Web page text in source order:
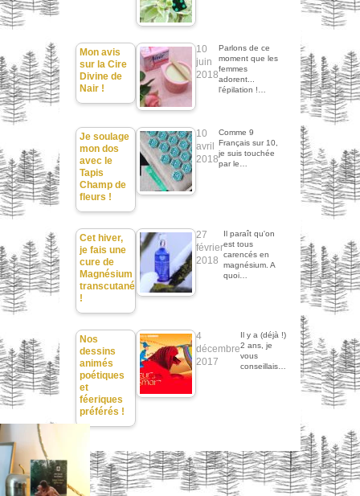
Mon avis
sur la Cire
Divine de
Nair !
10
juin
2018
Parlons de ce
moment que les
femmes
adorent...
l'épilation !…
Je soulage
mon dos
avec le
Tapis
Champ de
fleurs !
10
avril
2018
Comme 9
Français sur 10,
je suis touchée
par le…
Cet hiver,
je fais une
cure de
Magnésium
transcutané
!
27
février
2018
Il paraît qu'on
est tous
carencés en
magnésium. A
quoi…
Nos
dessins
animés
poétiques
et
féeriques
préférés !
4
décembre
2017
Il y a (déjà !)
2 ans, je
vous
conseillais…